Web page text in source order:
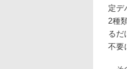
定デ
2種
るだ
不要